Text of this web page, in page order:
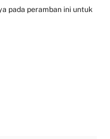
pada peramban ini untuk